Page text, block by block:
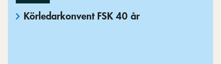
Körledarkonvent FSK 40 år